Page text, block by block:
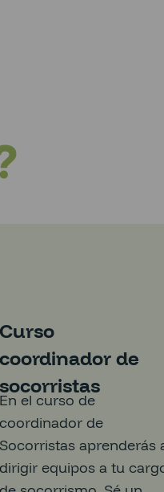
Curso
coordinador de
socorristas
En el curso de
coordinador de
Socorristas aprenderás
dirigir equipos a tu